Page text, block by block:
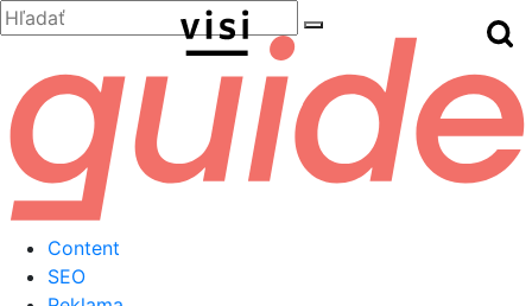
Zatvoriť
Hľadať:
Menu
Content
SEO